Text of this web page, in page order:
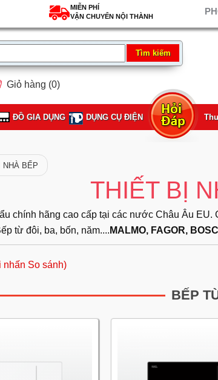
MIỄN PHÍ
VẬN CHUYỂN NỘI THÀNH
Giỏ hàng (0)
ĐỒ GIA DỤNG DỤNG CỤ ĐIỆN
NHÀ BẾP
THIẾT BỊ
chính hãng cao cấp tại các nước Châu Âu EU.
từ đôi, ba, bốn, năm.... MALMO, FAGOR,
nhấn So sánh)
BẾP